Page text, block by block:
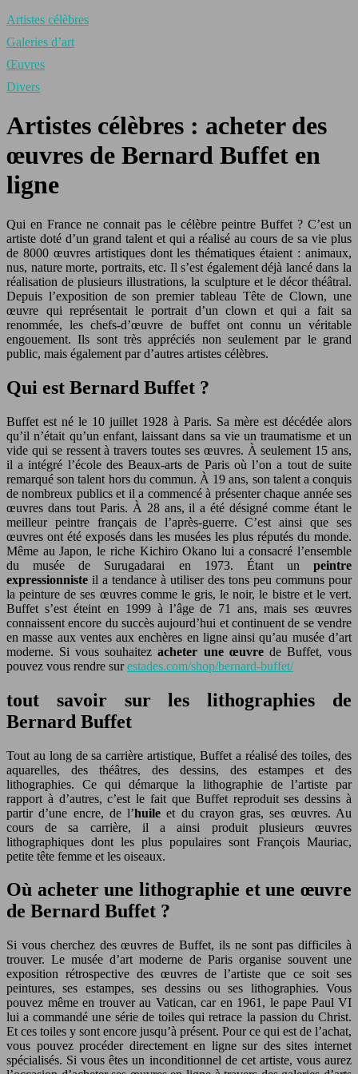
Artistes célèbres
Galeries d’art
Œuvres
Divers
Artistes célèbres : acheter des
œuvres de Bernard Buffet en
ligne
Qui en France ne connait pas le célèbre peintre Buffet ? C’est un
artiste doté d’un grand talent et qui a réalisé au cours de sa vie plus
de 8000 œuvres artistiques dont les thématiques étaient : animaux,
nus, nature morte, portraits, etc. Il s’est également déjà lancé dans la
réalisation de plusieurs illustrations, la sculpture et le décor théâtral.
Depuis l’exposition de son premier tableau Tête de Clown, une
œuvre qui représentait le portrait d’un clown et qui a fait sa
renommée, les chefs-d’œuvre de buffet ont connu un véritable
engouement. Ils sont très appréciés non seulement par le grand
public, mais également par d’autres artistes célèbres.
Qui est Bernard Buffet ?
Buffet est né le 10 juillet 1928 à Paris. Sa mère est décédée alors
qu’il n’était qu’un enfant, laissant dans sa vie un traumatisme et un
vide qui se ressent à travers toutes ses œuvres. À seulement 15 ans,
il a intégré l’école des Beaux-arts de Paris où l’on a tout de suite
remarqué son talent hors du commun. À 19 ans, son talent a conquis
de nombreux publics et il a commencé à présenter chaque année ses
œuvres dans tout Paris. À 28 ans, il a été désigné comme étant le
meilleur peintre français de l’après-guerre. C’est ainsi que ses
œuvres ont été exposés dans les musées les plus réputés du monde.
Même au Japon, le riche Kichiro Okano lui a consacré l’ensemble
du musée de Surugadarai en 1973. Étant un peintre
expressionniste il a tendance à utiliser des tons peu communs pour
la peinture de ses œuvres comme le gris, le noir, le bistre et le vert.
Buffet s’est éteint en 1999 à l’âge de 71 ans, mais ses œuvres
connaissent encore du succès aujourd’hui et continuent de se vendre
en masse aux ventes aux enchères en ligne ainsi qu’au musée d’art
moderne. Si vous souhaitezacheter une œuvre de Buffet, vous
pouvez vous rendre surestades.com/shop/bernard-buffet/
tout savoir sur les lithographies de
Bernard Buffet
Tout au long de sa carrière artistique, Buffet a réalisé des toiles, des
aquarelles, des théâtres, des dessins, des estampes et des
lithographies. Ce qui démarque la lithographie de l’artiste par
rapport à d’autres, c’est le fait que Buffet reproduit ses dessins à
partir d’une encre, de l’huile et du crayon gras, ses œuvres. Au
cours de sa carrière, il a ainsi produit plusieurs œuvres
lithographiques dont les plus populaires sont François Mauriac,
petite tête femme et les oiseaux.
Où acheter une lithographie et une œuvre
de Bernard Buffet ?
Si vous cherchez des œuvres de Buffet, ils ne sont pas difficiles à
trouver. Le musée d’art moderne de Paris organise souvent une
exposition rétrospective des œuvres de l’artiste que ce soit ses
peintures, ses estampes, ses dessins ou ses lithographies. Vous
pouvez même en trouver au Vatican, car en 1961, le pape Paul VI
lui a commandé une série de toiles qui retrace la passion du Christ.
Et ces toiles y sont encore jusqu’à présent. Pour ce qui est de l’achat,
vous pouvez procéder directement en ligne sur des sites internet
spécialisés. Si vous êtes un inconditionnel de cet artiste, vous aurez